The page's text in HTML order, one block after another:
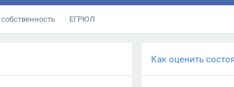
ЕГРЮЛ
Как оценить